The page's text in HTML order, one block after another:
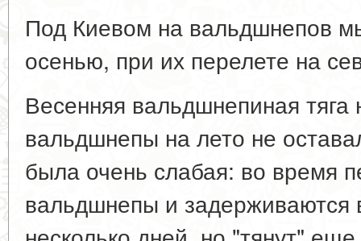
Под Киевом на вальдшнепов
осенью, при их перелете на
Весенняя вальдшнепиная
вальдшнепы на лето не
была очень слабая: во время
вальдшнепы и задерживаются